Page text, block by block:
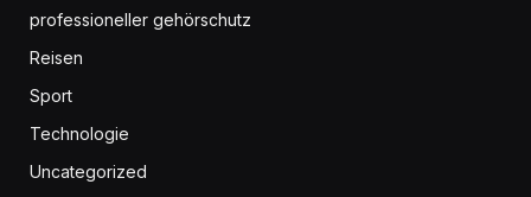
professioneller gehörschutz
Reisen
Sport
Technologie
Uncategorized